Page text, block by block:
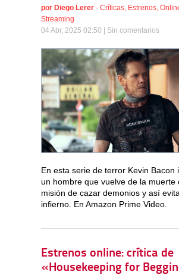
por Diego Lerer - Críticas Estrenos
Streaming
04 Abr, 2025 02:50 | Sin comentarios
En esta serie de terror Kevin Bacon
un hombre que vuelve de la muerte
misión de cazar demonios y así
infierno. En Amazon Prime Video.
Estrenos online: crítica de
«Housekeeping for